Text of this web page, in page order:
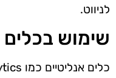
לניווט.
שימוש בכלים